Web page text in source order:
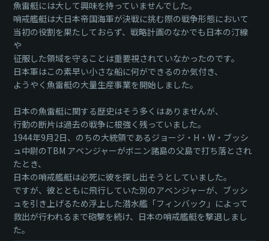
魚雷艇には大して興味を持っていませんでした。
哨戒艦艇は大日本帝国海軍が決戦に挑む際の戦争形態において
当初の役割を果たしておらず、戦略計画のなかでも日本の汀線
や
征服した領域を守ることは重要視されていなかったのです。
日本軍はこの素早い小さな船に何ができるのか気付き、
ようやく魚雷艇の大量生産事業を開始しました。
日本の魚雷艇に関する歴史はそう多くはありませんが、
行動の断片は過去の戦争に根強く残っていました。
1944年9月2日、のちの大統領であるジョージ・H・W・ブッシ
ュ中尉のTBM アベンジャーがボニン諸島の父島で打ち落とされ
たとき、
日本の哨戒艦艇は必死に彼を探し出そうとしていました。
ですが、彼とともに飛行していた別のアベンジャーが、ブッシ
ュを引き上げるため浮上した潜水艦「フィンバック」によって
救出が行われるまで砲撃を続け、日本の哨戒艦艇を撃退しまし
た。